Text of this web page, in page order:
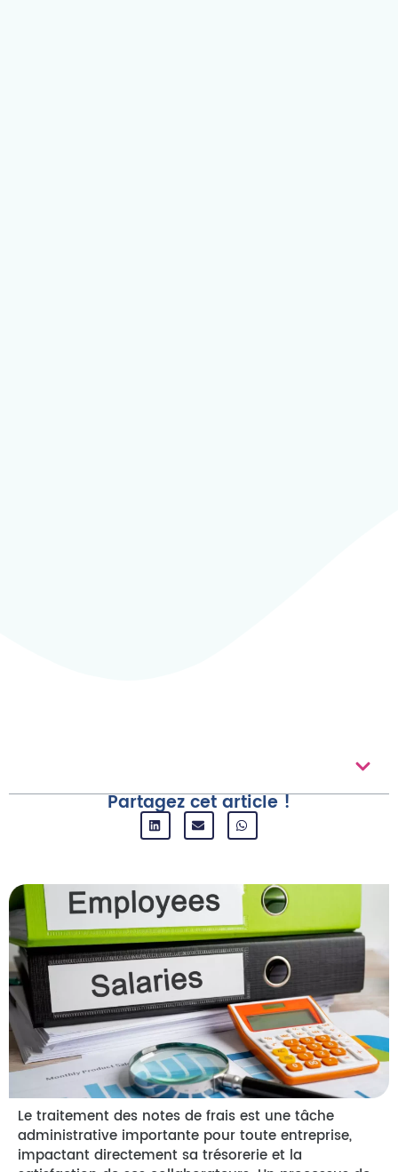
Partagez cet article !
Le traitement des notes de frais est une tâche
administrative importante pour toute entreprise,
impactant directement sa trésorerie et la